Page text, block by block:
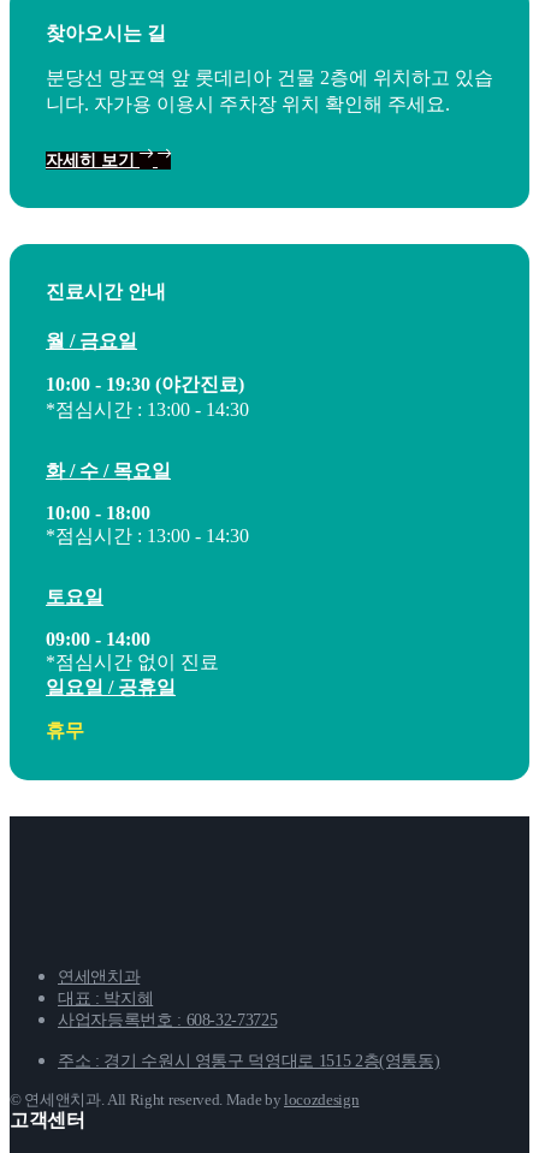
찾아오시는 길
분당선 망포역 앞 롯데리아 건물 2층에 위치하고 있습
니다. 자가용 이용시 주차장 위치 확인해 주세요.
자세히 보기
진료시간 안내
월 / 금요일
10:00 - 19:30 (야간진료)
*점심시간 : 13:00 - 14:30
화 / 수 / 목요일
10:00 - 18:00
*점심시간 : 13:00 - 14:30
토요일
09:00 - 14:00
*점심시간 없이 진료
일요일 / 공휴일
휴무
연세앤치과
대표 : 박지혜
사업자등록번호 : 608-32-73725
주소 : 경기 수원시 영통구 덕영대로 1515 2층(영통동)
© 연세앤치과. All Right reserved. Made by locozdesign
고객센터